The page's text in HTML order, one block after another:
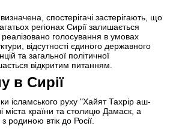
спостерігачі застерігають, що
регіонах Сирії залишається
голосування в умовах
відсутності єдиного державного
та загальної політичної
відкритим питанням.
в Сирії
ісламського руху "Хайят Тахрір аш-
країни та столицю Дамаск, а
втік до Росії.